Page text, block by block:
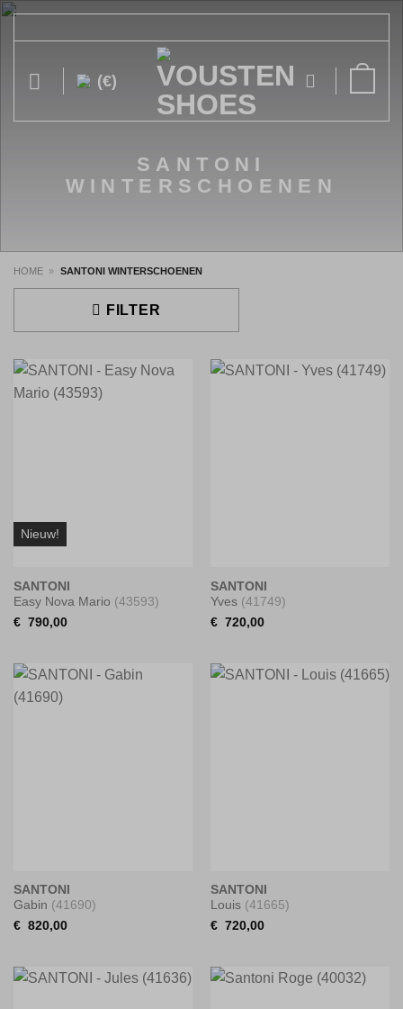
Ga
(€)
SANTONI
WINTERSCHOENEN
HOME » SANTONI WINTERSCHOENEN
FILTER
Nieuw!
SANTONI
Easy Nova Mario (43593)
€ 790,00
SANTONI
Yves (41749)
€ 720,00
SANTONI
Gabin (41690)
€ 820,00
SANTONI
Louis (41665)
€ 720,00